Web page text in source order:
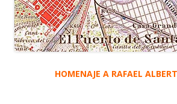
HOMENAJE A RAFAEL